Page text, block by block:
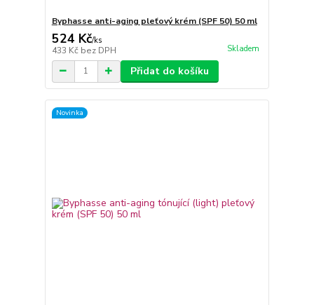
Byphasse anti-aging pleťový krém (SPF 50) 50 ml
524 Kč/ks
433 Kč bez DPH Skladem
Přidat do košíku
Novinka